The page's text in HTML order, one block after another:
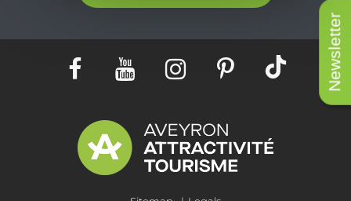
Newsletter